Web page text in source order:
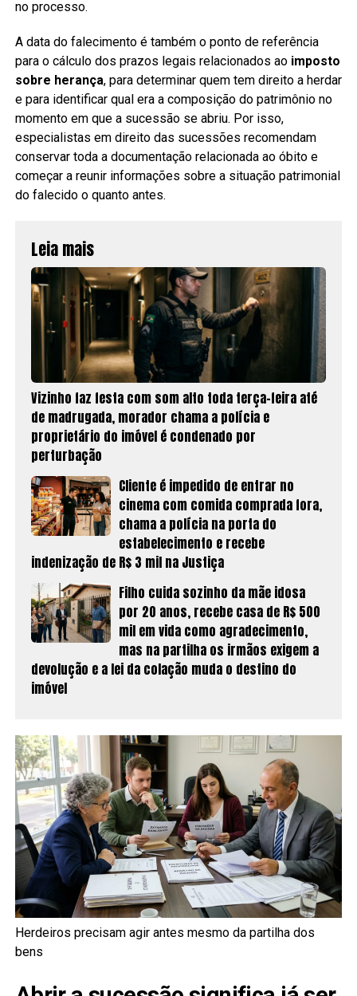
no processo.
A data do falecimento é também o ponto de referência
para o cálculo dos prazos legais relacionados ao imposto
sobre herança, para determinar quem tem direito a herdar
e para identificar qual era a composição do patrimônio no
momento em que a sucessão se abriu. Por isso,
especialistas em direito das sucessões recomendam
conservar toda a documentação relacionada ao óbito e
começar a reunir informações sobre a situação patrimonial
do falecido o quanto antes.
Leia mais
Vizinho faz festa com som alto toda terça-feira até
de madrugada, morador chama a polícia e
proprietário do imóvel é condenado por
perturbação
Cliente é impedido de entrar no
cinema com comida comprada fora,
chama a polícia na porta do
estabelecimento e recebe
indenização de R$ 3 mil na Justiça
Filho cuida sozinho da mãe idosa
por 20 anos, recebe casa de R$ 500
mil em vida como agradecimento,
mas na partilha os irmãos exigem a
devolução e a lei da colação muda o destino do
imóvel
Herdeiros precisam agir antes mesmo da partilha dos
bens